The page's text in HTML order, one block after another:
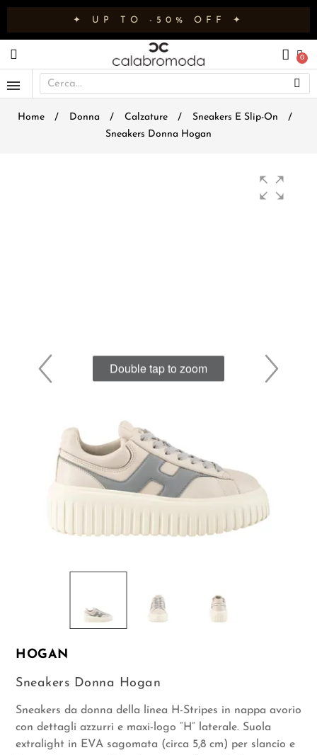
✦ UP TO -50% OFF ✦
Home Donna Calzature
Sneakers E Slip-On
Sneakers Donna Hogan
Double tap to zoom
HOGAN
Sneakers Donna Hogan
Sneakers da donna della linea H-Stripes in nappa avorio
con dettagli azzurri e maxi-logo “H” laterale. Suola
extralight in EVA sagomata (circa 5,8 cm) per slancio e